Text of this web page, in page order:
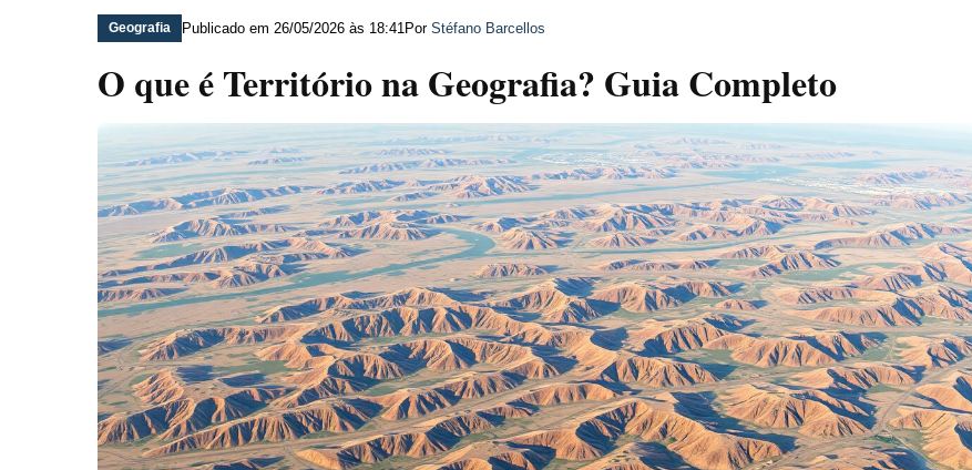
Geografia Publicado em 26/05/2026 às 18:41 Por Stéfano Barcellos
O que é Território na Geografia? Guia Completo